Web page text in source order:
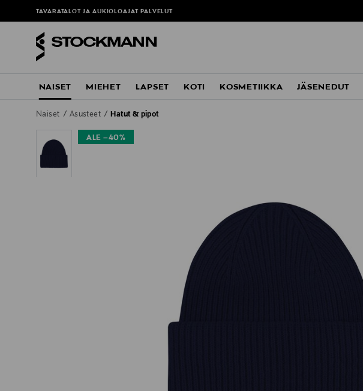
TAVARATALOT JA AUKIOLOAJAT PALVELUT
NAISET MIEHET LAPSET KOTI KOSMETIIKKA JÄSENEDUT
Naiset Asusteet Hatut & pipot
ALE –40%